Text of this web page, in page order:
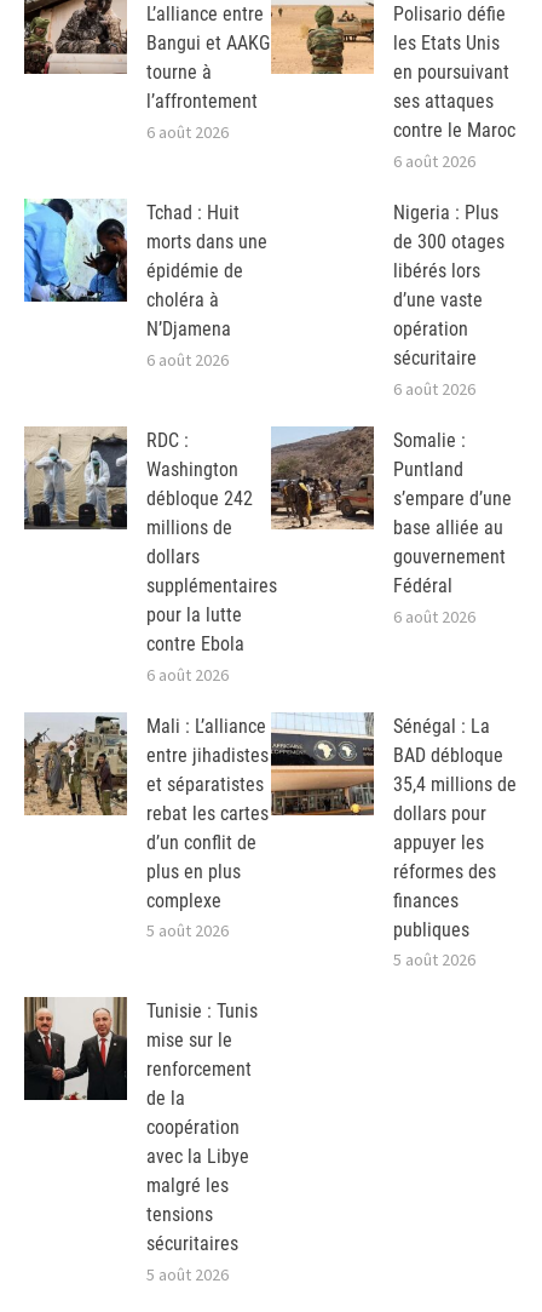
L’alliance entre
Bangui et AAKG
tourne à
l’affrontement
6 août 2026
Polisario défie
les Etats Unis
en poursuivant
ses attaques
contre le Maroc
6 août 2026
Tchad : Huit
morts dans une
épidémie de
choléra à
N’Djamena
6 août 2026
Nigeria : Plus
de 300 otages
libérés lors
d’une vaste
opération
sécuritaire
6 août 2026
RDC :
Washington
débloque 242
millions de
dollars
supplémentaires
pour la lutte
contre Ebola
6 août 2026
Somalie :
Puntland
s’empare d’une
base alliée au
gouvernement
Fédéral
6 août 2026
Mali : L’alliance
entre jihadistes
et séparatistes
rebat les cartes
d’un conflit de
plus en plus
complexe
5 août 2026
Sénégal : La
BAD débloque
35,4 millions de
dollars pour
appuyer les
réformes des
finances
publiques
5 août 2026
Tunisie : Tunis
mise sur le
renforcement
de la
coopération
avec la Libye
malgré les
tensions
sécuritaires
5 août 2026